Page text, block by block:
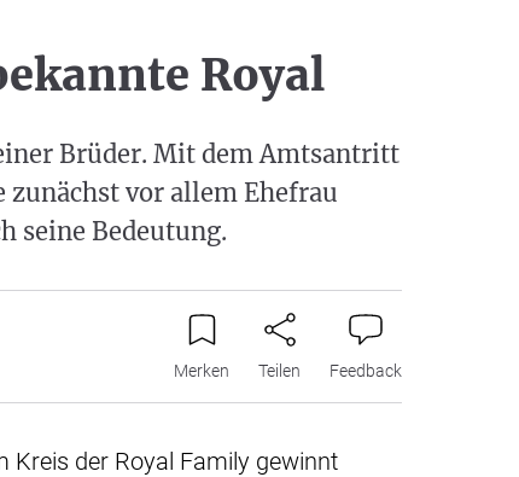
Royal
Brüder. Mit dem Amtsantritt
zunächst vor allem Ehefrau
seine Bedeutung.
Merken Teilen Feedback
Kreis der Royal Family gewinnt